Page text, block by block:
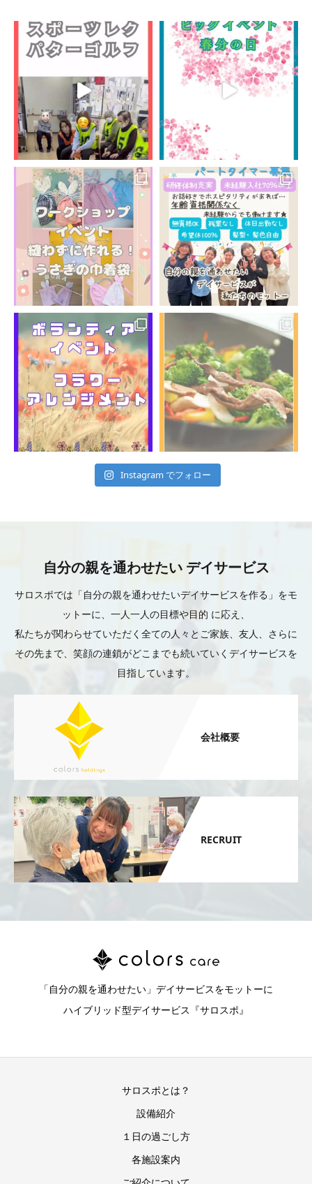
Instagram でフォロー
自分の親を通わせたい デイサービス
サロスポでは「自分の親を通わせたいデイサービスを作る」をモ
ットーに、一人一人の目標や目的 に応え、
私たちが関わらせていただく全ての人々とご家族、友人、さらに
その先まで、笑顔の連鎖がどこまでも続いていくデイサービスを
目指しています。
会社概要
RECRUIT
「自分の親を通わせたい」デイサービスをモットーに
ハイブリッド型デイサービス『サロスポ』
サロスポとは？
設備紹介
１日の過ごし方
各施設案内